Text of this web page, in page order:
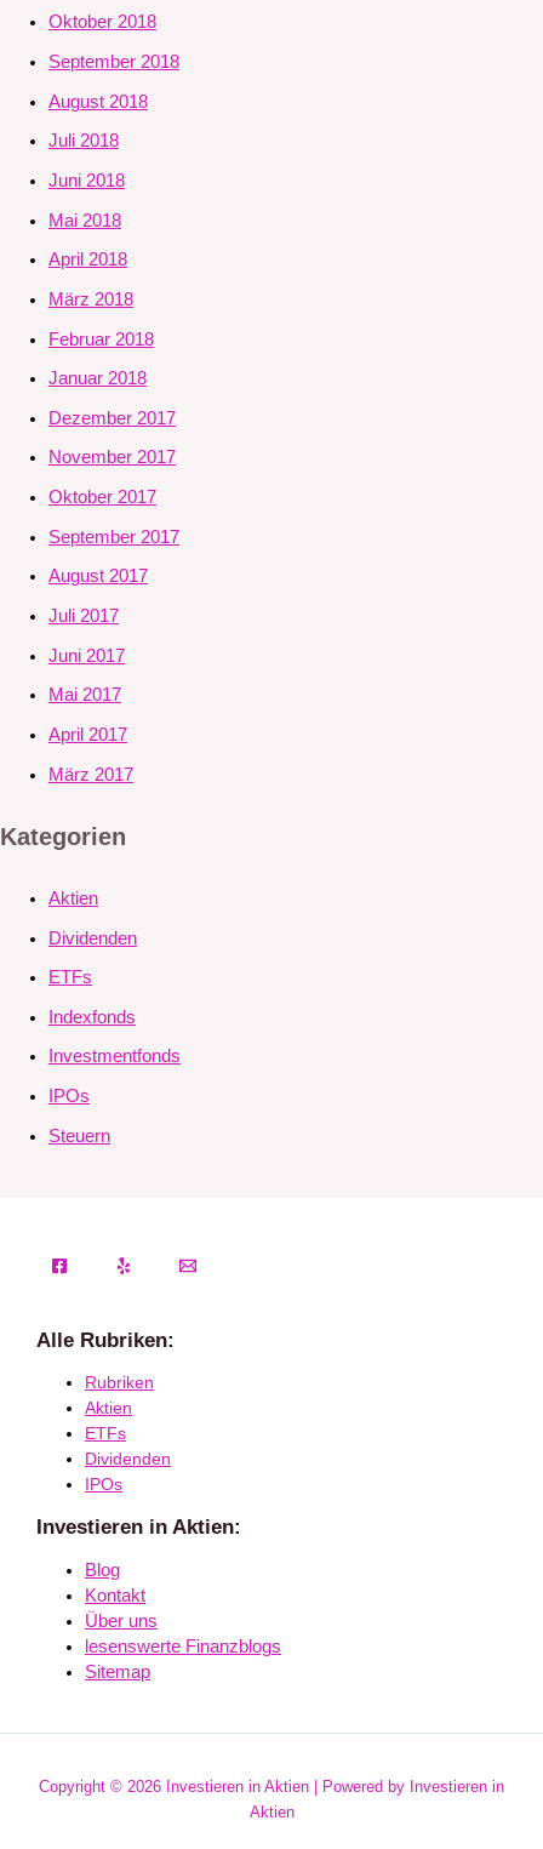
Oktober 2018
September 2018
August 2018
Juli 2018
Juni 2018
Mai 2018
April 2018
März 2018
Februar 2018
Januar 2018
Dezember 2017
November 2017
Oktober 2017
September 2017
August 2017
Juli 2017
Juni 2017
Mai 2017
April 2017
März 2017
Kategorien
Aktien
Dividenden
ETFs
Indexfonds
Investmentfonds
IPOs
Steuern
Alle Rubriken:
Rubriken
Aktien
ETFs
Dividenden
IPOs
Investieren in Aktien:
Blog
Kontakt
Über uns
lesenswerte Finanzblogs
Sitemap
Copyright © 2026 Investieren in Aktien | Powered by Investieren in
Aktien